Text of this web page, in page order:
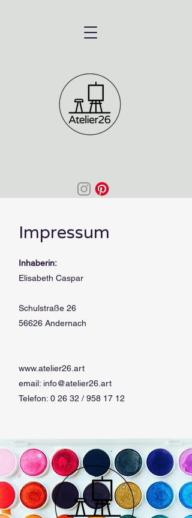
Impressum
Inhaberin:
Elisabeth Caspar
Schulstraße 26
56626 Andernach
www.atelier26.art
email: info@atelier26.art
Telefon: 0 26 32 / 958 17 12